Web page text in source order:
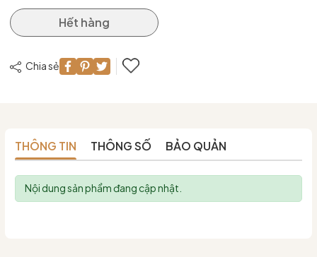
Hết hàng
Chia sẻ
THÔNG TIN THÔNG SỐ BẢO QUẢN
Nội dung sản phẩm đang cập nhật.